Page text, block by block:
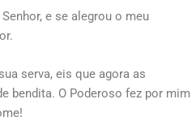
e se alegrou o meu
serva, eis que agora as
bendita. O Poderoso fez por mim